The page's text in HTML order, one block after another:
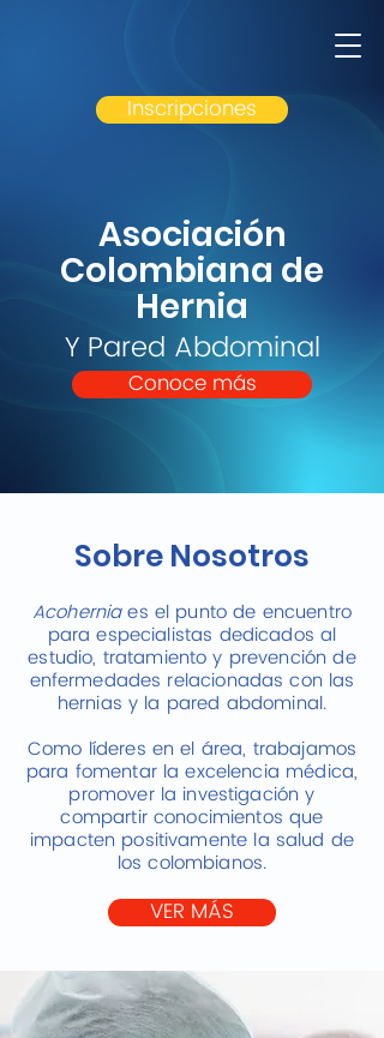
Asociación
y Pared
Inscripciones
Asociación
Colombiana de
Hernia
Y Pared Abdominal
Conoce más
Sobre Nosotros
Acoherniaes el punto de encuentro
para especialistas dedicados al
estudio, tratamiento y prevención de
enfermedades relacionadas con las
hernias y la pared abdominal.
Como líderes en el área, trabajamos
para fomentar la excelencia médica,
promover la investigación y
compartir conocimientos que
impacten positivamente la salud de
los colombianos.
VER MÁS